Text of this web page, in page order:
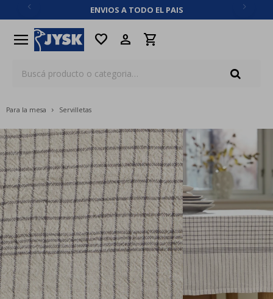
ENVIOS A TODO EL PAIS
menu favorite
Para la mesa Servilletas
close